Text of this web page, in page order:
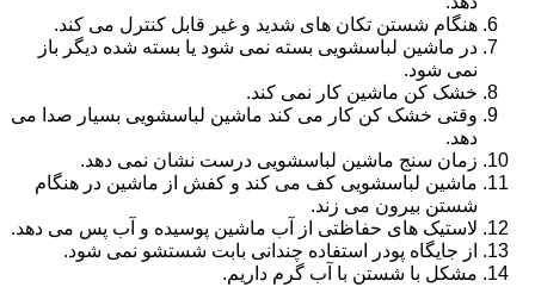
هنگام شستن تکان های شدید و غیر قابل کنترل می کند.
در ماشین لباسشویی بسته نمی شود یا بسته شده دیگر باز
نمی شود.
خشک کن ماشین کار نمی کند.
وقتی خشک کن کار می کند ماشین لباسشویی بسیار صدا می
دهد.
زمان سنج ماشین لباسشویی درست نشان نمی دهد.
ماشین لباسشویی کف می کند و کفش از ماشین در هنگام
شستن بیرون می زند.
لاستیک های حفاظتی از آب ماشین پوسیده و آب پس می دهد.
از جایگاه پودر استفاده چندانی بابت شستشو نمی شود.
مشکل با شستن با آب گرم داریم.